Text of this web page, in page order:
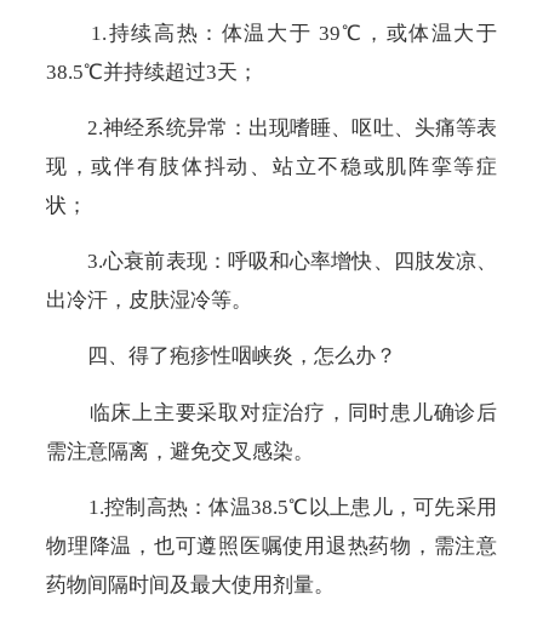
1.持续高热： 体温大于 39℃ ，或体温大于
38.5℃并持续超过3天；
2.神经系统异常：出现嗜睡、呕吐、头痛等表
现，或伴有肢体抖动、站立不稳或肌阵挛等症
状；
3.心衰前表现：呼吸和心率增快、四肢发凉、
出冷汗，皮肤湿冷等。
四、得了疱疹性咽峡炎，怎么办？
临床上主要采取对症治疗，同时患儿确诊后
需注意隔离，避免交叉感染。
1.控制高热：体温38.5℃ 以上患儿，可先采用
物理降温，也可遵照医嘱使用退热药物，需注意
药物间隔时间及最大使用剂量。